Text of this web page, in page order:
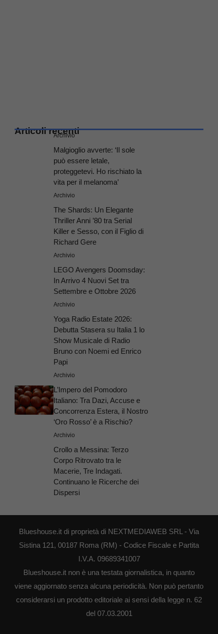
Articoli recenti
Archivio
Malgioglio avverte: ‘Il sole
può essere letale,
proteggetevi. Ho rischiato la
vita per il melanoma’
Archivio
The Shards: Un Elegante
Thriller Anni ’80 tra Serial
Killer e Sesso, con il Figlio di
Richard Gere
Archivio
LEGO Avengers Doomsday:
In Arrivo 4 Nuovi Set tra
Settembre e Ottobre 2026
Archivio
Yoga Radio Estate 2026:
Debutta Stasera su Italia 1 lo
Show Musicale di Radio
Bruno con Noemi ed Enrico
Papi
Archivio
L’Impero del Pomodoro
Italiano: Tra Dazi, Accuse e
Concorrenza Estera, il Nostro
‘Oro Rosso’ è a Rischio?
Archivio
Crollo a Messina: Terzo
Corpo Ritrovato tra le
Macerie, Tre Indagati.
Continuano le Ricerche dei
Dispersi
Blueshouse.it di proprietà di NEXTMEDIAWEB SRL - Via
Sistina 121, 00187 Roma (RM) - Codice Fiscale e Partita
I.V.A. 09689341007
Blueshouse.it non è una testata giornalistica, in quanto
viene aggiornato senza alcuna periodicità. Non può pertanto
considerarsi un prodotto editoriale ai sensi della legge n. 62
del 07.03.2001